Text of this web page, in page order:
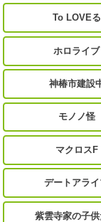
To LOVEる
ホロライブ
神椿市建設
モノノ怪
マクロスF
デートアラ
紫雲寺家の子供